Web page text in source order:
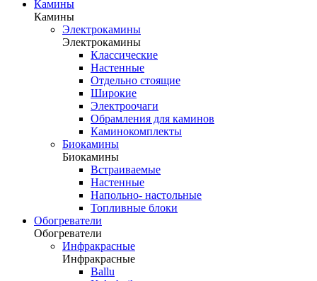
Камины
Камины
Электрокамины
Электрокамины
Классические
Настенные
Отдельно стоящие
Широкие
Электроочаги
Обрамления для каминов
Каминокомплекты
Биокамины
Биокамины
Встраиваемые
Настенные
Напольно- настольные
Топливные блоки
Обогреватели
Обогреватели
Инфракрасные
Инфракрасные
Ballu